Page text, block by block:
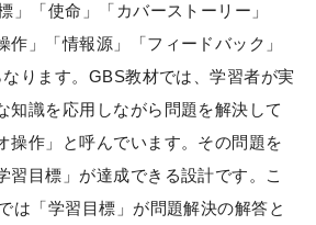
「使命」「カバーストーリー」
作」「情報源」「フィードバック」
ります。GBS教材では、学習者が実
知識を応用しながら問題を解決して
操作」と呼んでいます。その問題を
習目標」が達成できる設計です。こ
は「学習目標」が問題解決の解答と